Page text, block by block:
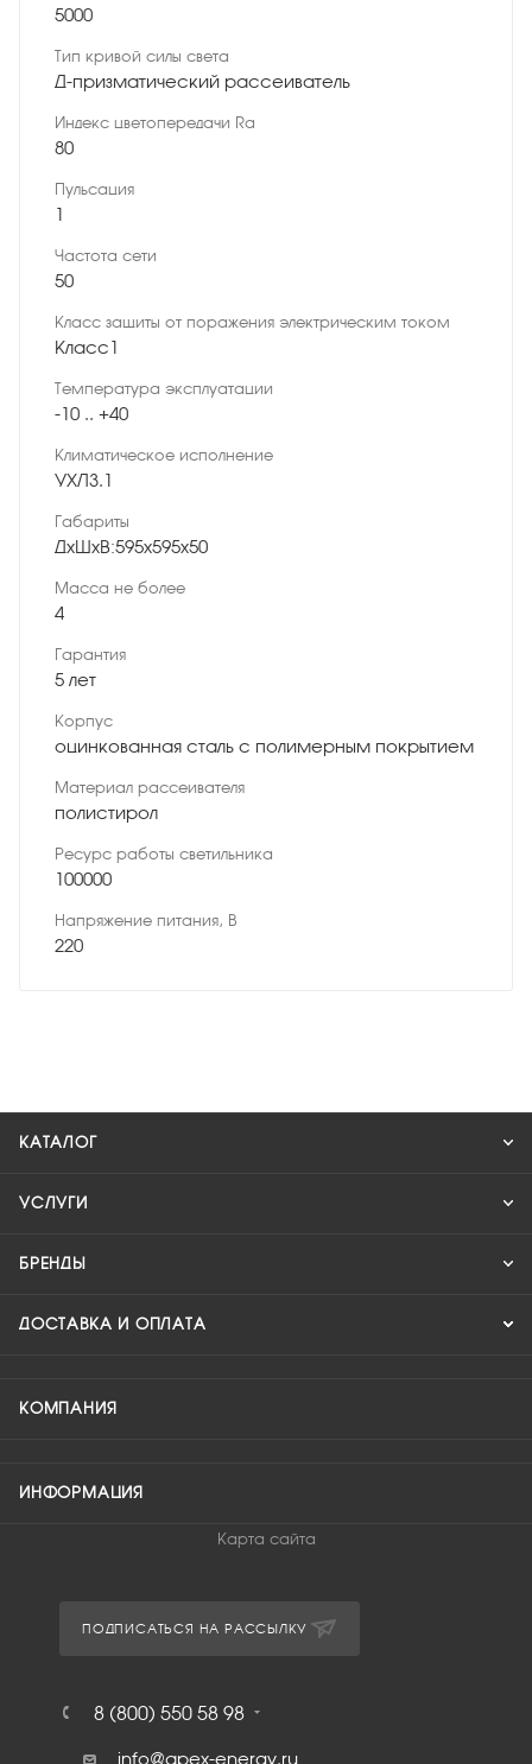
5000
Тип кривой силы света
Д-призматический рассеиватель
Индекс цветопередачи Ra
80
Пульсация
1
Частота сети
50
Класс защиты от поражения электрическим током
Класс1
Температура эксплуатации
-10 .. +40
Климатическое исполнение
УХЛ3.1
Габариты
ДхШхВ:595х595х50
Масса не более
4
Гарантия
5 лет
Корпус
оцинкованная сталь с полимерным покрытием
Материал рассеивателя
полистирол
Ресурс работы светильника
100000
Напряжение питания, В
220
КАТАЛОГ
УСЛУГИ
БРЕНДЫ
ДОСТАВКА И ОПЛАТА
КОМПАНИЯ
ИНФОРМАЦИЯ
Карта сайта
ПОДПИСАТЬСЯ НА РАССЫЛКУ
8 (800) 550 58 98
info@apex-energy.ru